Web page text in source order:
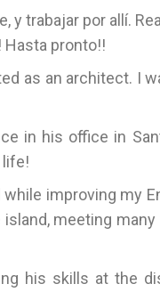
y trabajar por allí.
Hasta pronto!!
as an architect. I
in his office in
life!
improving my
meeting many
his skills at the